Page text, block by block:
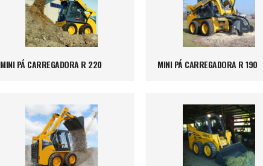
MINI PÁ CARREGADORA R 220 MINI PÁ CARREGADORA R 190